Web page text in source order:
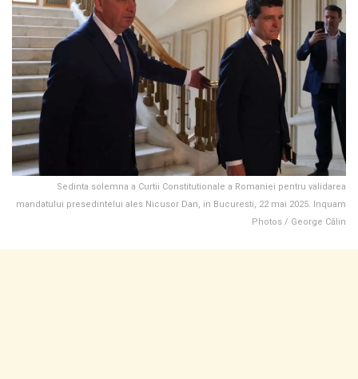
Sedinta solemna a Curtii Constitutionale a Romaniei pentru validarea
mandatului presedintelui ales Nicusor Dan, in Bucuresti, 22 mai 2025. Inquam
Photos / George Călin